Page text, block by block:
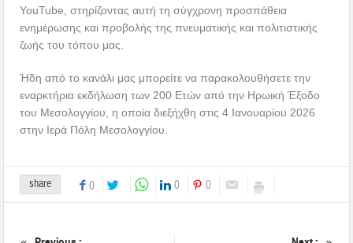
YouTube, στηρίζοντας αυτή τη σύγχρονη προσπάθεια
ενημέρωσης και προβολής της πνευματικής και πολιτιστικής
ζωής του τόπου μας.
Ήδη από το κανάλι μας μπορείτε να παρακολουθήσετε την
εναρκτήρια εκδήλωση των 200 Ετών από την Ηρωική Έξοδο
του Μεσολογγίου, η οποία διεξήχθη στις 4 Ιανουαρίου 2026
στην Ιερά Πόλη Μεσολογγίου.
share 0 0 0